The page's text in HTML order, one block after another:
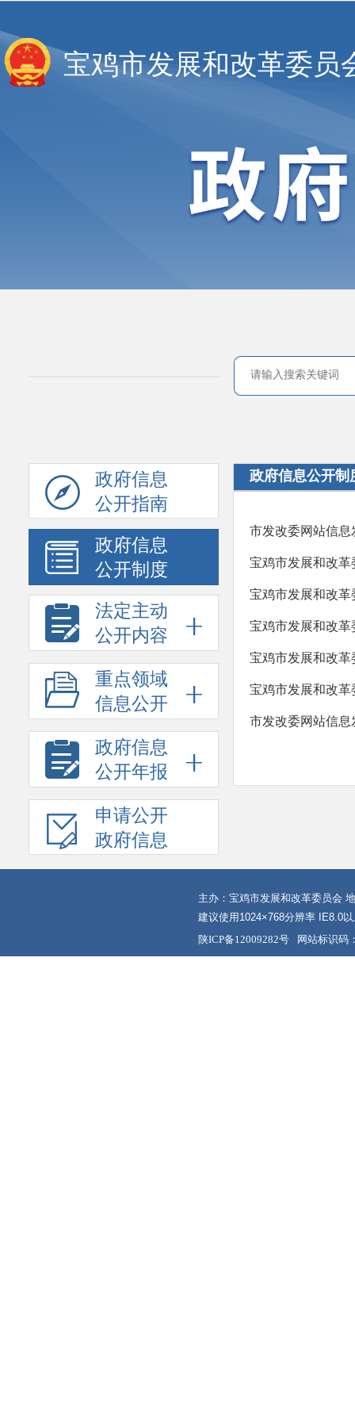
宝鸡市发展和改革委员
政府信息
公开指南
政府信息
公开制度
法定主动
公开内容
重点领域
信息公开
政府信息
公开年报
申请公开
政府信息
政府信息公开制
市发改委网站信息
宝鸡市发展和改
宝鸡市发展和改
宝鸡市发展和改
宝鸡市发展和改
宝鸡市发展和改
市发改委网站信息
主办：宝鸡市发展和改革委员会
建议使用1024×768分辨率 IE8.0
陕ICP备12009282号
网站标识码